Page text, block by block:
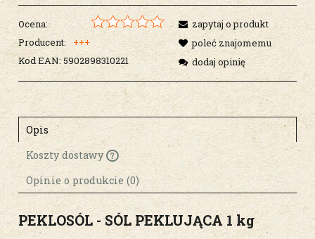
Ocena:
Producent:
+++
Kod EAN: 5902898310221
zapytaj o produkt
poleć znajomemu
dodaj opinię
Opis
Koszty dostawy
Cena nie zawiera ewentualnych kosztów
płatności
Opinie o produkcie (0)
PEKLOSÓL - SÓL PEKLUJĄCA 1 kg